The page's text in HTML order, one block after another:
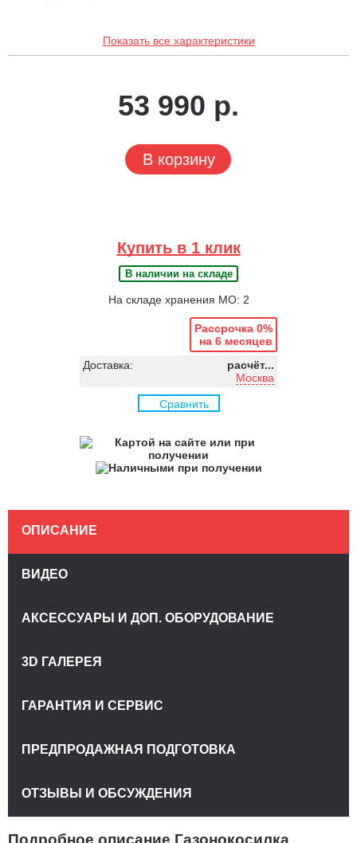
Показать все характеристики
53 990 р.
В корзину
Купить в 1 клик
В наличии на складе
На складе хранения МО: 2
Рассрочка 0%
на 6 месяцев
Доставка:
расчёт...
Москва
Сравнить
Подробное описание Газонокосилка
ОПИСАНИЕ
ВИДЕО
АКСЕССУАРЫ И ДОП. ОБОРУДОВАНИЕ
3D ГАЛЕРЕЯ
ГАРАНТИЯ И СЕРВИС
ПРЕДПРОДАЖНАЯ ПОДГОТОВКА
ОТЗЫВЫ И ОБСУЖДЕНИЯ